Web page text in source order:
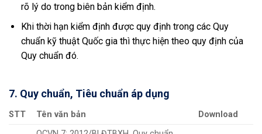
rõ lý do trong biên bản kiểm định.
Khi thời hạn kiểm định được quy định trong các Quy
chuẩn kỹ thuật Quốc gia thì thực hiện theo quy định của
Quy chuẩn đó.
7. Quy chuẩn, Tiêu chuẩn áp dụng
STT Tên văn bản
Download